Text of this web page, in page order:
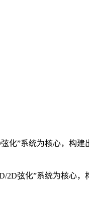
”系统为核心，构
弦化”系统为核心